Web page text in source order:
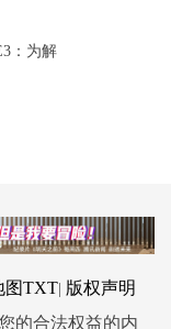
：为解
图TXT 版权声明
的合法权益的内